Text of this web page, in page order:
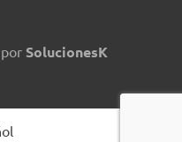
SolucionesK